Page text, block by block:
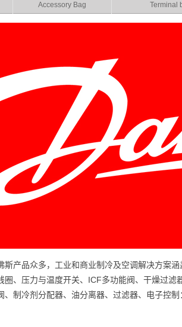
Accessory Bag Terminal
斯产品众多，工业和商业制冷及空调解决方案
圈、压力与温度开关、ICF多功能阀、干燥过
、制冷剂分配器、油分离器、过滤器、电子控